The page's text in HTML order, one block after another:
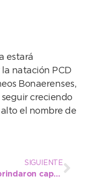
estará
natación PCD
Bonaerenses,
creciendo
el nombre de
SIGUIENTE
Se brindaron capacitaciones sobre rescate de fauna silvestre y coexistencia con el puma